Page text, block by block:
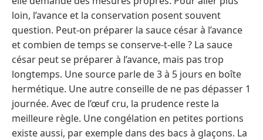
loin, l’avance et la conservation posent souvent
question. Peut-on préparer la sauce césar à l’avance
et combien de temps se conserve-t-elle ? La sauce
césar peut se préparer à l’avance, mais pas trop
longtemps. Une source parle de 3 à 5 jours en boîte
hermétique. Une autre conseille de ne pas dépasser 1
journée. Avec de l’œuf cru, la prudence reste la
meilleure règle. Une congélation en petites portions
existe aussi, par exemple dans des bacs à glaçons. La